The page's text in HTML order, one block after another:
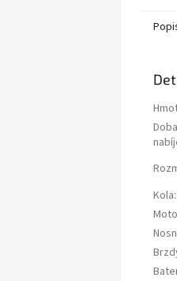
Doba
Kola: